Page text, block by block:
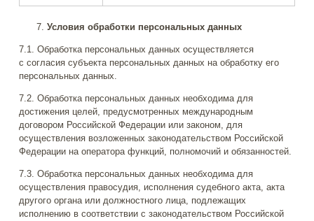
Условия обработки персональных данных
7.1. Обработка персональных данных осуществляется
с согласия субъекта персональных данных на обработку его
персональных данных.
7.2. Обработка персональных данных необходима для
достижения целей, предусмотренных международным
договором Российской Федерации или законом, для
осуществления возложенных законодательством Российской
Федерации на оператора функций, полномочий и обязанностей.
7.3. Обработка персональных данных необходима для
осуществления правосудия, исполнения судебного акта, акта
другого органа или должностного лица, подлежащих
исполнению в соответствии с законодательством Российской